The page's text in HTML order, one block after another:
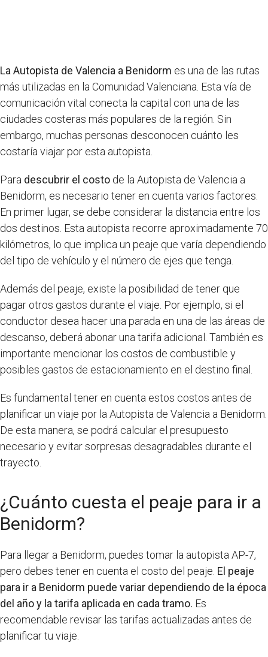
La Autopista de Valencia a Benidorm es una de las rutas
más utilizadas en la Comunidad Valenciana. Esta vía de
comunicación vital conecta la capital con una de las
ciudades costeras más populares de la región. Sin
embargo, muchas personas desconocen cuánto les
costaría viajar por esta autopista.
Para descubrir el costo de la Autopista de Valencia a
Benidorm, es necesario tener en cuenta varios factores.
En primer lugar, se debe considerar la distancia entre los
dos destinos. Esta autopista recorre aproximadamente 70
kilómetros, lo que implica un peaje que varía dependiendo
del tipo de vehículo y el número de ejes que tenga.
Además del peaje, existe la posibilidad de tener que
pagar otros gastos durante el viaje. Por ejemplo, si el
conductor desea hacer una parada en una de las áreas de
descanso, deberá abonar una tarifa adicional. También es
importante mencionar los costos de combustible y
posibles gastos de estacionamiento en el destino final.
Es fundamental tener en cuenta estos costos antes de
planificar un viaje por la Autopista de Valencia a Benidorm.
De esta manera, se podrá calcular el presupuesto
necesario y evitar sorpresas desagradables durante el
trayecto.
¿Cuánto cuesta el peaje para ir a
Benidorm?
Para llegar a Benidorm, puedes tomar la autopista AP-7,
pero debes tener en cuenta el costo del peaje. El peaje
para ir a Benidorm puede variar dependiendo de la época
del año y la tarifa aplicada en cada tramo. Es
recomendable revisar las tarifas actualizadas antes de
planificar tu viaje.